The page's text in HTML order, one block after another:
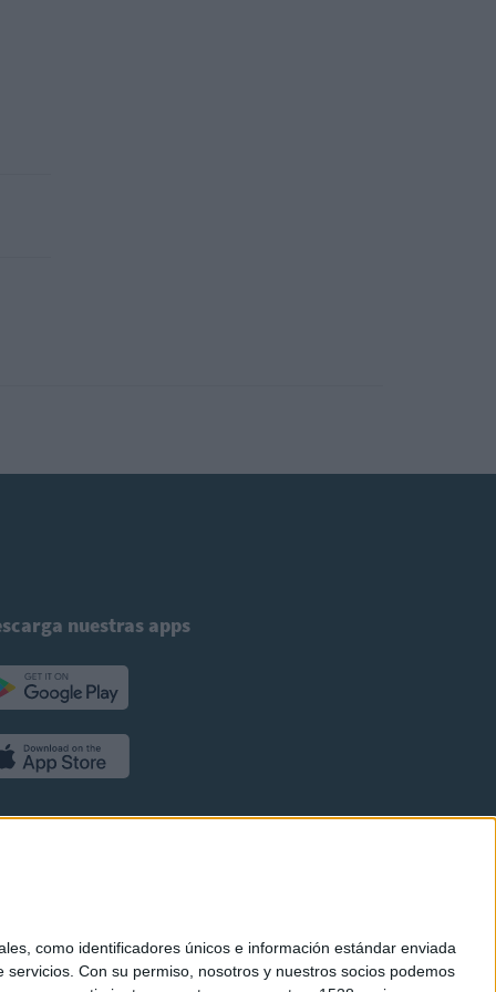
como identificadores únicos e información estándar enviada
servicios. Con su permiso, nosotros y nuestros socios podemos
nuestras apps